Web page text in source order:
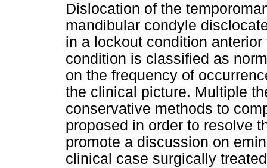
Dislocation of the
mandibular condyle
in a lockout condition
condition is classified as
on the frequency of
the clinical picture. Multiple
conservative methods to
proposed in order to resolve
promote a discussion on
clinical case surgically